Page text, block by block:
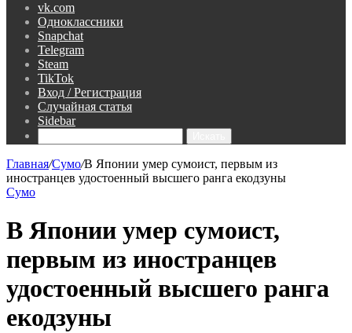
vk.com
Одноклассники
Snapchat
Telegram
Steam
TikTok
Вход / Регистрация
Случайная статья
Sidebar
Главная/Сумо/В Японии умер сумоист, первым из
иностранцев удостоенный высшего ранга екодзуны
Сумо
В Японии умер сумоист,
первым из иностранцев
удостоенный высшего ранга
екодзуны